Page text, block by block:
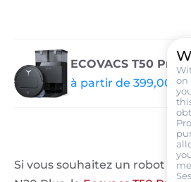
ECOVACS T50 Pro
à partir de 399,00 €
Si vous souhaitez un robot
on